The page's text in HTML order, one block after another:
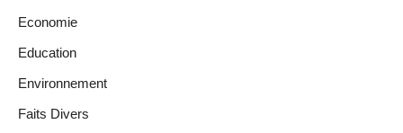
Economie
Education
Environnement
Faits Divers